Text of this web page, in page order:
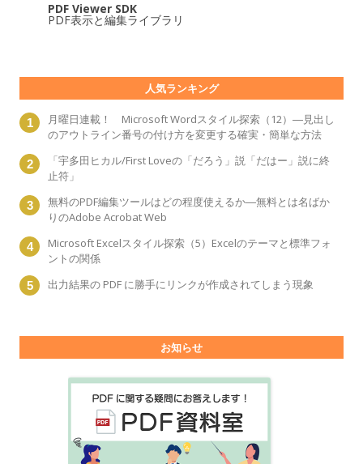
PDF Viewer SDK
PDF表示と編集ライブラリ
人気ランキング
月曜日連載！ Microsoft Wordスタイル探索（12）―見出し
のアウトライン番号の付け方を変更する確実・簡単な方法
「宇多田ヒカル/First Loveの「だろう」説「だはー」説に終
止符」
無料のPDF編集ツールはどの程度使えるか―無料とは名ばか
りのAdobe Acrobat Web
Microsoft Excelスタイル探索（5）Excelのテーマと標準フォ
ントの関係
出力結果の PDF に勝手にリンクが作成されてしまう現象
お知らせ